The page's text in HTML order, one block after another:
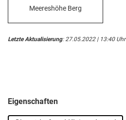
Meereshöhe Berg
Letzte Aktualisierung: 27.05.2022 | 13:40 Uhr
Eigenschaften